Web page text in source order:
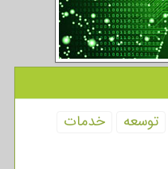
توسعه
خدمات